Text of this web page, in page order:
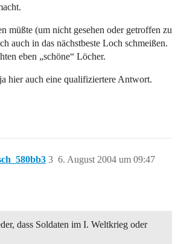
müßte (um nicht gesehen oder getroffen zu
auch in das nächstbeste Loch schmeißen.
eben „schöne“ Löcher.
hier auch eine qualifiziertere Antwort.
6. August 2004 um 09:47
3
dass Soldaten im I. Weltkrieg oder